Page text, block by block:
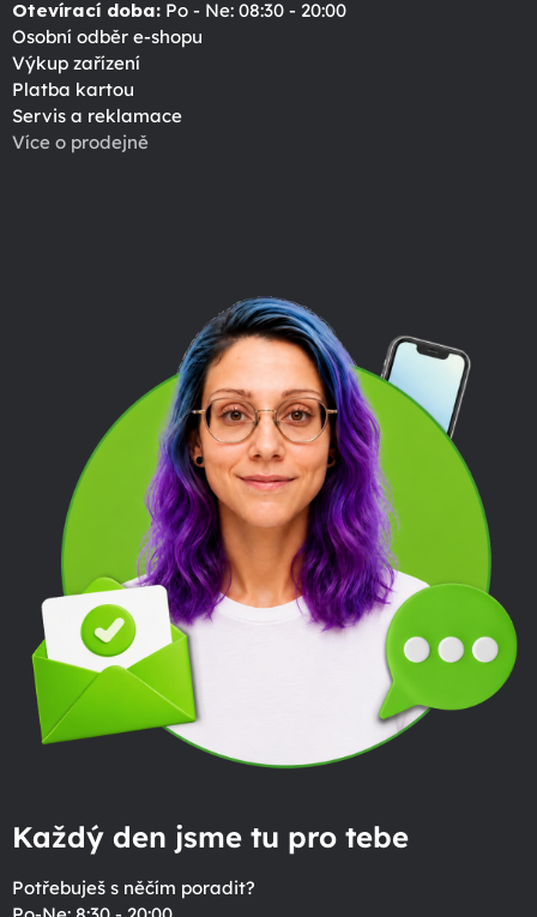
Otevírací doba: Po - Ne: 08:30 - 20:00
Osobní odběr e-shopu
Výkup zařízení
Platba kartou
Servis a reklamace
Více o prodejně
Každý den jsme tu pro tebe
Potřebuješ s něčím poradit?